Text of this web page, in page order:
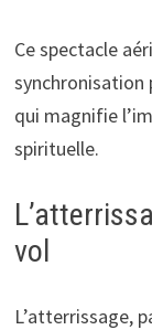
Ce spectacle
synchronisation
qui magnifie
spirituelle.
vol
L’atterrissage,